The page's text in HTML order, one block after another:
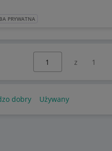
PRYWATNA
z 1
dobry Używany